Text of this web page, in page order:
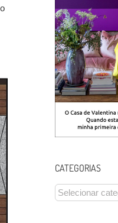
CATEGORIAS
CATEGORIAS